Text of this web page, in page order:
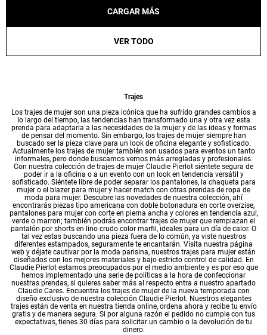
CARGAR MÁS
VER TODO
Trajes
Los trajes de mujer son una pieza icónica que ha sufrido grandes cambios a
lo largo del tiempo, las tendencias han transformado una y otra vez esta
prenda para adaptarla a las necesidades de la mujer y de las ideas y formas
de pensar del momento. Sin embargo, los trajes de mujer siempre han
buscado ser la pieza clave para un look de oficina elegante y sofisticado.
Actualmente los trajes de mujer también son usados para eventos un tanto
informales, pero donde buscamos vernos más arregladas y profesionales.
Con nuestra colección de trajes de mujer Claudie Pierlot siéntete segura de
poder ir a la oficina o a un evento con un look en tendencia versátil y
sofisticado. Siéntete libre de poder separar los pantalones, la chaqueta para
mujer o el blazer para mujer y hacer match con otras prendas de ropa de
moda para mujer. Descubre las novedades de nuestra colección, ahí
encontrarás piezas tipo americana con doble botonadura en corte overzise,
pantalones para mujer con corte en pierna ancha y colores en tendencia azul,
verde o marron; también podrás encontrar trajes de mujer que remplazan el
pantalón por shorts en lino crudo color marfil, ideales para un día de calor. O
tal vez estas buscando una pieza fuera de lo común, ya viste nuestros
diferentes estampados, seguramente te encantarán. Visita nuestra página
web y déjate cautivar por la moda parisina, nuestros trajes para mujer están
diseñados con los mejores materiales y bajo estricto control de calidad. En
Claudie Pierlot estamos preocupados por el medio ambiente y es por eso que
hemos implementado una serie de políticas a la hora de confeccionar
nuestras prendas, si quieres saber más al respecto entra a nuestro apartado
Claudie Cares. Encuentra los trajes de mujer de la nueva temporada con
diseño exclusivo de nuestra colección Claudie Pierlot. Nuestros elegantes
trajes están de venta en nuestra tienda online, ordena ahora y recibe tu envío
gratis y de manera segura. Si por alguna razón el pedido no cumple con tus
expectativas, tienes 30 días para solicitar un cambio o la devolución de tu
dinero.